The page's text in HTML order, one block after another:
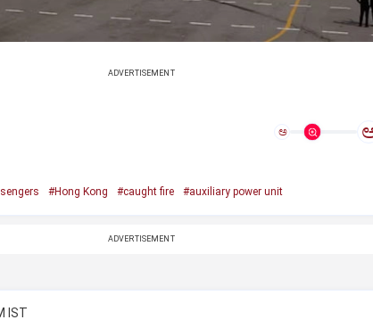
ADVERTISEMENT
ಅ
#Hong Kong #caught fire #auxiliary power unit
ADVERTISEMENT
IST